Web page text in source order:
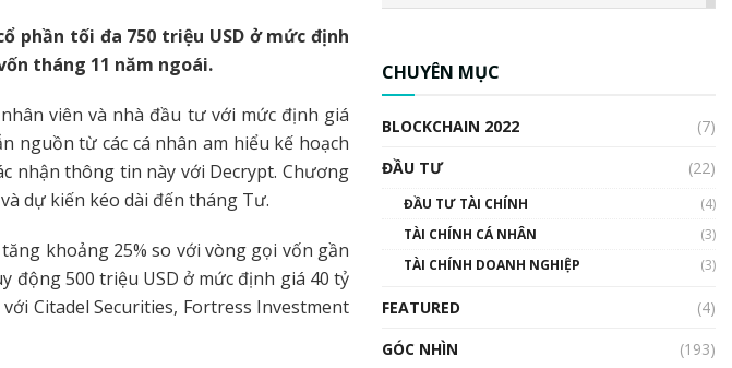
phần tối đa 750 triệu USD ở mức định
tháng 11 năm ngoái.
viên và nhà đầu tư với mức định giá
nguồn từ các cá nhân am hiểu kế hoạch
nhận thông tin này với Decrypt. Chương
dự kiến kéo dài đến tháng Tư.
khoảng 25% so với vòng gọi vốn gần
động 500 triệu USD ở mức định giá 40 tỷ
Citadel Securities, Fortress Investment
uptrend trong năm 2023? |
Phổ cập Blockchain
00:02:14
Nhìn lại năm 2022: Những
CHUYÊN MỤC
BLOCKCHAIN 2022
(7)
ĐẦU TƯ
(22)
ĐẦU TƯ TÀI CHÍNH
(4)
TÀI CHÍNH CÁ NHÂN
(3)
TÀI CHÍNH DOANH NGHIỆP
(3)
FEATURED
(4)
GÓC NHÌN
(193)